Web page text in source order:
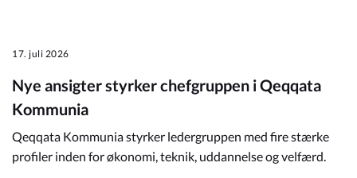
17. juli 2026
Nye ansigter styrker chefgruppen i Qeqqata
Kommunia
Qeqqata Kommunia styrker ledergruppen med fire stærke
profiler inden for økonomi, teknik, uddannelse og velfærd.